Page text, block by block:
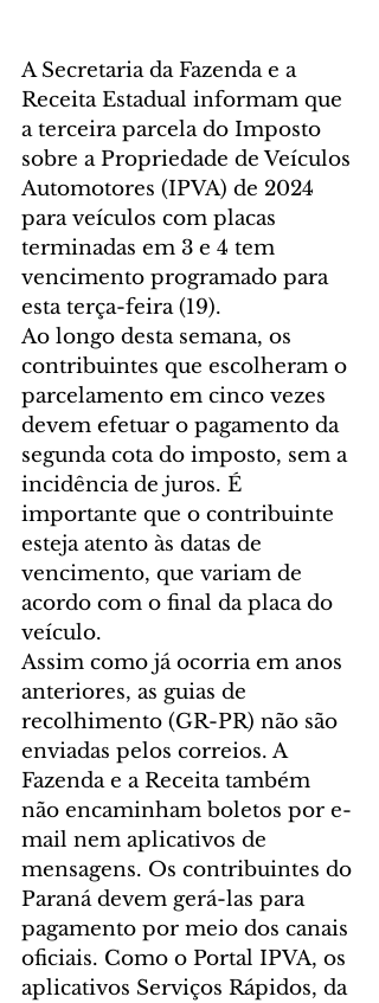
A Secretaria da Fazenda e a
Receita Estadual informam que
a terceira parcela do Imposto
sobre a Propriedade de Veículos
Automotores (IPVA) de 2024
para veículos com placas
terminadas em 3 e 4 tem
vencimento programado para
esta terça-feira (19).
Ao longo desta semana, os
contribuintes que escolheram o
parcelamento em cinco vezes
devem efetuar o pagamento da
segunda cota do imposto, sem a
incidência de juros. É
importante que o contribuinte
esteja atento às datas de
vencimento, que variam de
acordo com o final da placa do
veículo.
Assim como já ocorria em anos
anteriores, as guias de
recolhimento (GR-PR) não são
enviadas pelos correios. A
Fazenda e a Receita também
não encaminham boletos por e-
mail nem aplicativos de
mensagens. Os contribuintes do
Paraná devem gerá-las para
pagamento por meio dos canais
oficiais. Como o Portal IPVA, os
aplicativos Serviços Rápidos, da